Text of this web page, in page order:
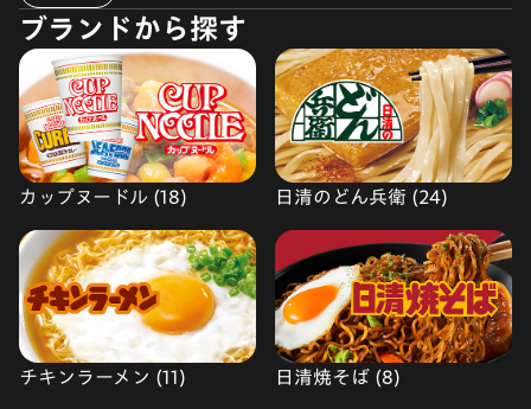
ブランドから探す
カップヌードル (18) 日清のどん兵衛 (24)
チキンラーメン (11) 日清焼そば (8)